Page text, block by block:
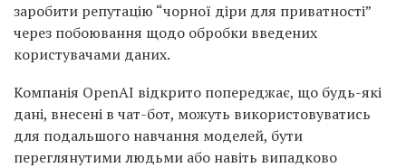
заробити репутацію “чорної діри для приватності”
через побоювання щодо обробки введених
користувачами даних.
Компанія OpenAI відкрито попереджає, що будь-які
дані, внесені в чат-бот, можуть використовуватись
для подальшого навчання моделей, бути
переглянутими людьми або навіть випадково